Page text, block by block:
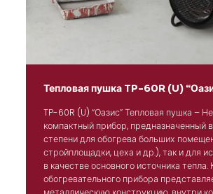
Тепловая пушка TP-60R (U)
TP-60R (U) “Оазис” Тепловая пушка –
компактный прибор, предназначенный
степени для обогрева больших
стройплощадки, цеха и др.), так и для
в качестве основного источника тепла.
обогревательного прибора